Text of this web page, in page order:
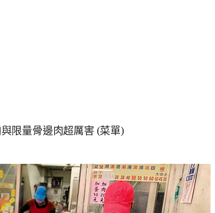
限量骨邊肉超厲害 (菜單)